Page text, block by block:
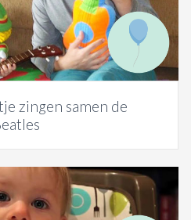
zingen samen de